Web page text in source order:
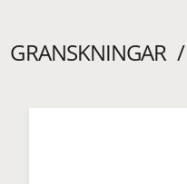
GRANSKNINGAR